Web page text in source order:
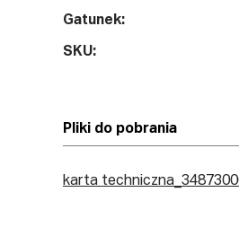
Gatunek:
SKU:
Pliki do pobrania
karta